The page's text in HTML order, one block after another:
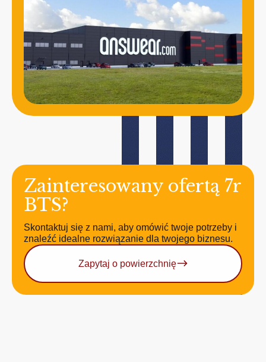
Zainteresowany ofertą 7r
BTS?
Skontaktuj się z nami, aby omówić twoje potrzeby i
znaleźć idealne rozwiązanie dla twojego biznesu.
Zapytaj o powierzchnię